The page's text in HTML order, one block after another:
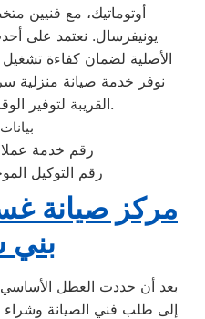
أوتوماتيك، مع فنيين
يونيفرسال. نعتمد على
الأصلية لضمان كفاءة
نوفر خدمة صيانة منزلية
القريبة لتوفير الوقت والجهد على العملاء.
رقم خدمة
رقم التوكيل
مركز صيانة
بعد أن حددت العطل الأساسي
إلى طلب فني الصيانة